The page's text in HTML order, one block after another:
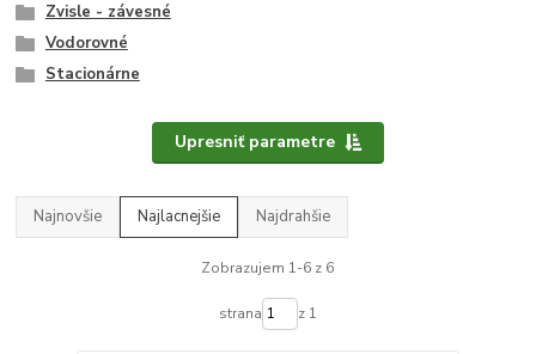
Zvisle - závesné
Vodorovné
Stacionárne
Upresniť parametre
Najnovšie Najlacnejšie Najdrahšie
Zobrazujem 1-6 z 6
strana z 1